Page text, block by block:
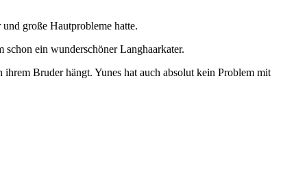
große Hautprobleme hatte.
schon ein wunderschöner Langhaarkater.
Bruder hängt. Yunes hat auch absolut kein Problem mit